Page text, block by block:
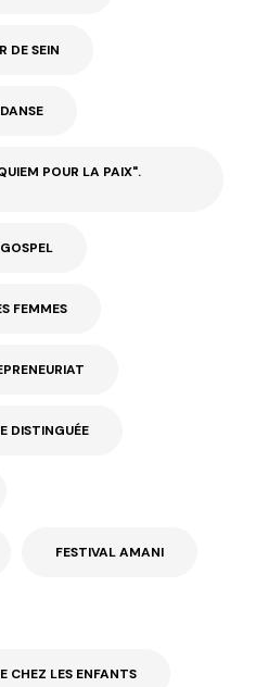
DE SEIN
DANSE
POUR LA PAIX".
FEMMES
DISTINGUÉE
FESTIVAL AMANI
CHEZ LES ENFANTS